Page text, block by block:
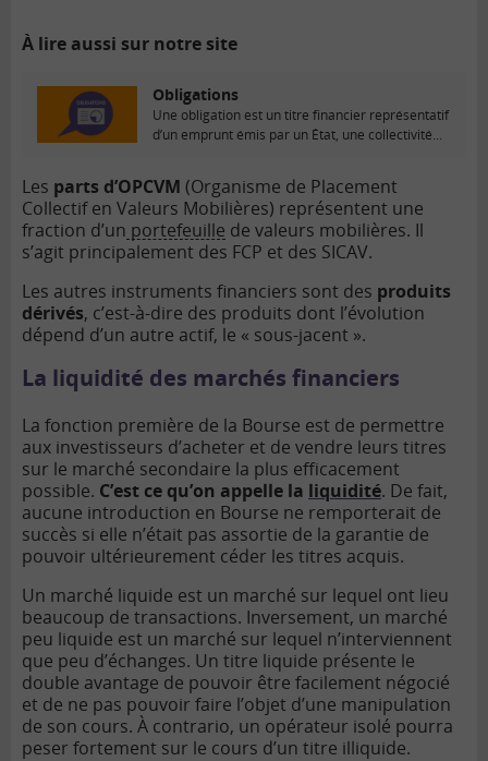
À lire aussi sur notre site
Obligations
Une obligation est un titre financier représentatif
d’un emprunt émis par un État, une collectivité...
Les parts d’OPCVM (Organisme de Placement
Collectif en Valeurs Mobilières) représentent une
fraction d’un portefeuille de valeurs mobilières. Il
s’agit principalement des FCP et des SICAV.
Les autres instruments financiers sont des produits
dérivés, c’est-à-dire des produits dont l’évolution
dépend d’un autre actif, le « sous-jacent ».
La liquidité des marchés financiers
La fonction première de la Bourse est de permettre
aux investisseurs d’acheter et de vendre leurs titres
sur le marché secondaire la plus efficacement
possible. C’est ce qu’on appelle la liquidité. De fait,
aucune introduction en Bourse ne remporterait de
succès si elle n’était pas assortie de la garantie de
pouvoir ultérieurement céder les titres acquis.
Un marché liquide est un marché sur lequel ont lieu
beaucoup de transactions. Inversement, un marché
peu liquide est un marché sur lequel n’interviennent
que peu d’échanges. Un titre liquide présente le
double avantage de pouvoir être facilement négocié
et de ne pas pouvoir faire l’objet d’une manipulation
de son cours. À contrario, un opérateur isolé pourra
peser fortement sur le cours d’un titre illiquide.